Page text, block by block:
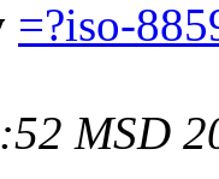
=?iso-
MSD